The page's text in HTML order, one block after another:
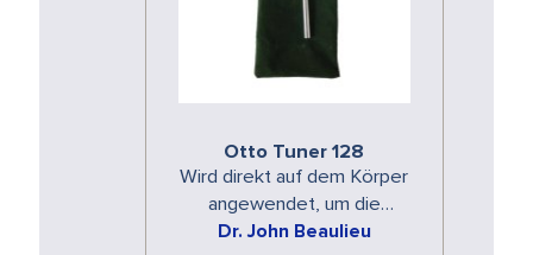
Otto Tuner 128
Wird direkt auf dem Körper
angewendet, um die
physische Form
Dr. John Beaulieu